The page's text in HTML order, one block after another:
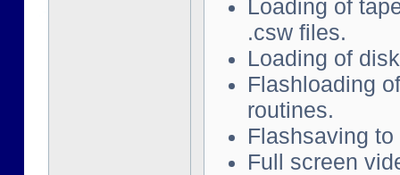
Loading of
.csw files.
Loading of
Flashloading
routines.
Flashsaving
Full screen